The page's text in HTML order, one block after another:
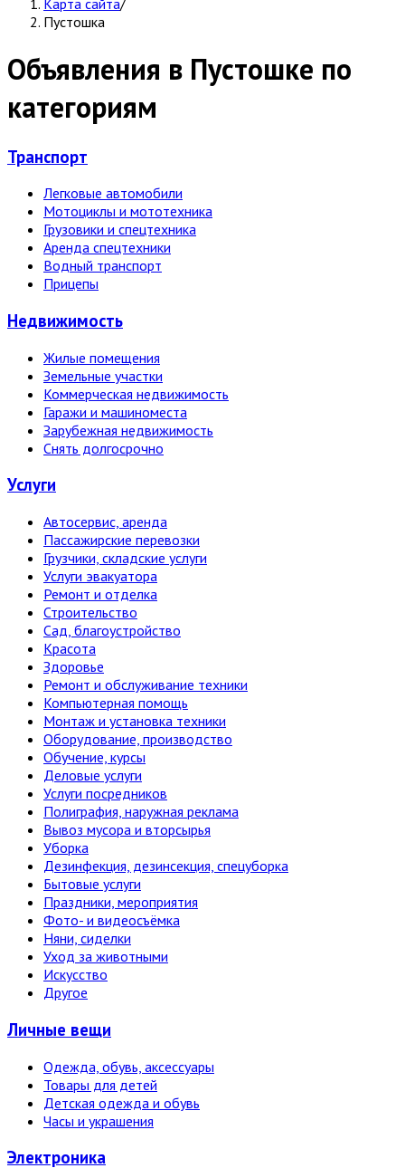
Пустошка
Объявления в Пустошке по
категориям
Транспорт
Легковые автомобили
Мотоциклы и мототехника
Грузовики и спецтехника
Аренда спецтехники
Водный транспорт
Прицепы
Недвижи­мость
Жилые помещения
Земельные участки
Коммерческая недвижимость
Гаражи и машиноместа
Зарубежная недвижимость
Снять долгосрочно
Услуги
Автосервис, аренда
Пассажирские перевозки
Грузчики, складские услуги
Услуги эвакуатора
Ремонт и отделка
Строительство
Сад, благоустройство
Красота
Здоровье
Ремонт и обслуживание техники
Компьютерная помощь
Монтаж и установка техники
Оборудование, производство
Обучение, курсы
Деловые услуги
Услуги посредников
Полиграфия, наружная реклама
Вывоз мусора и вторсырья
Уборка
Дезинфекция, дезинсекция, спецуборка
Бытовые услуги
Праздники, мероприятия
Фото- и видеосъёмка
Няни, сиделки
Уход за животными
Искусство
Другое
Личные вещи
Одежда, обувь, аксессуары
Товары для детей
Детская одежда и обувь
Часы и украшения
Электро­ника